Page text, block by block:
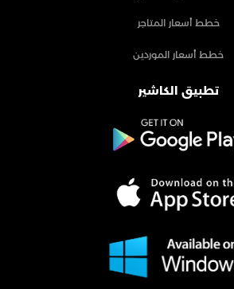
خطط أسعار المتاجر
خطط أسعار الموردين
تطبيق الكاشير